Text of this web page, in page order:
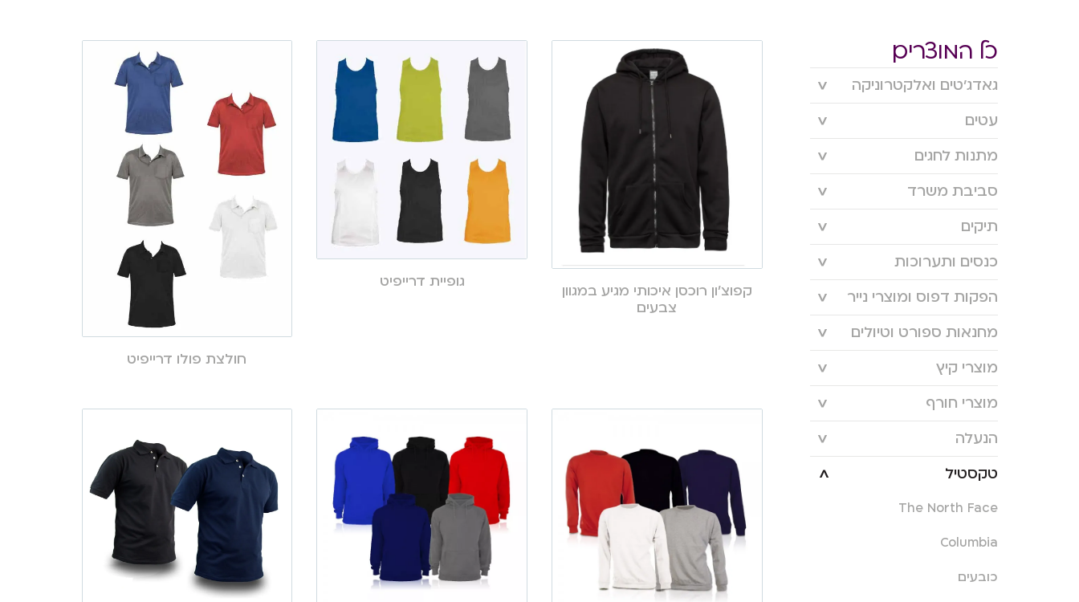
כל המוצרים
גאדג’טים ואלקטרוניקה
עטים
מתנות לחגים
סביבת משרד
תיקים
כנסים ותערוכות
הפקות דפוס ומוצרי נייר
מחנאות ספורט וטיולים
מוצרי קיץ
מוצרי חורף
הנעלה
טקסטיל
The North Face
Columbia
כובעים
קפוצ’ון רוכסן איכותי מגיע במגוון
צבעים
גופיית דרייפיט
חולצת פולו דרייפיט